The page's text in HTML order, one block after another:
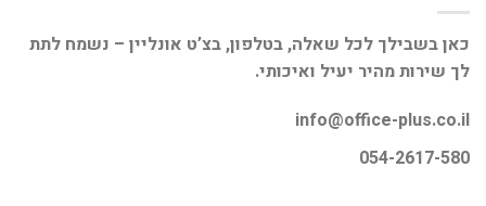
כאן בשבילך לכל שאלה, בטלפון, בצ’ט אונליין – נשמח לתת
לך שירות מהיר יעיל ואיכותי.
info@office-plus.co.il
054-2617-580